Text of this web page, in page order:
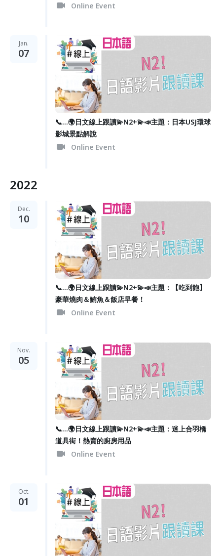
Online Event
Jan.
07
📞...🌍日文線上跟讀💫N2+💫📣主題：日本USJ環球
影城景點解說
Online Event
2022
Dec.
10
📞...🌍日文線上跟讀💫N2+💫📣主題：【吃到飽】
豪華燒肉＆鮪魚＆飯店早餐！
Online Event
Nov.
05
📞...🌍日文線上跟讀💫N2+💫📣主題：迷上合羽橋
道具街！熱賣的廚房用品
Online Event
Oct.
01